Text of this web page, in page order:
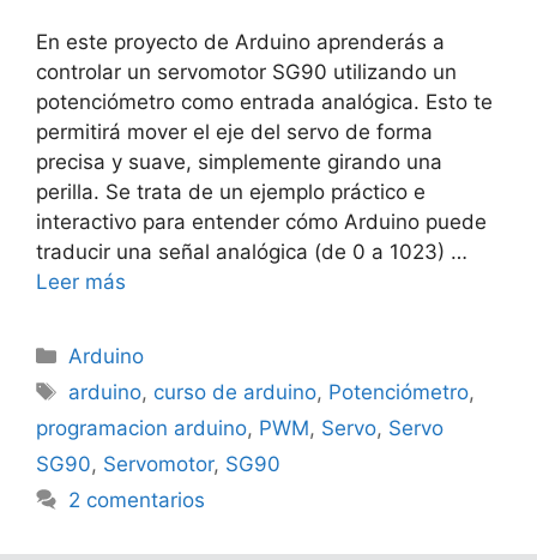
En este proyecto de Arduino aprenderás a
controlar un servomotor SG90 utilizando un
potenciómetro como entrada analógica. Esto te
permitirá mover el eje del servo de forma
precisa y suave, simplemente girando una
perilla. Se trata de un ejemplo práctico e
interactivo para entender cómo Arduino puede
traducir una señal analógica (de 0 a 1023) …
Leer más
Categorías
Arduino
Etiquetas
arduino, curso de arduino, Potenciómetro,
programacion arduino, PWM, Servo, Servo
SG90, Servomotor, SG90
2 comentarios